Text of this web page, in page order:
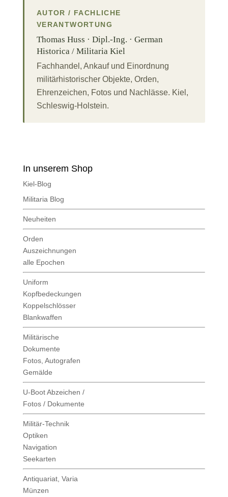
AUTOR / FACHLICHE
VERANTWORTUNG
Thomas Huss · Dipl.-Ing. · German
Historica / Militaria Kiel
Fachhandel, Ankauf und Einordnung
militärhistorischer Objekte, Orden,
Ehrenzeichen, Fotos und Nachlässe. Kiel,
Schleswig-Holstein.
In unserem Shop
Kiel-Blog
Militaria Blog
Neuheiten
Orden
Auszeichnungen
alle Epochen
Uniform
Kopfbedeckungen
Koppelschlösser
Blankwaffen
Militärische
Dokumente
Fotos, Autografen
Gemälde
U-Boot Abzeichen /
Fotos / Dokumente
Militär-Technik
Optiken
Navigation
Seekarten
Antiquariat, Varia
Münzen